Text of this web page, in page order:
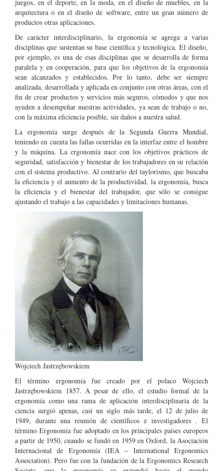
juegos, en el deporte, en la moda, en el diseño de muebles, en la
arquitectura o en el diseño de software, entre un gran número de
productos otras aplicaciones.
De carácter interdisciplinario, la ergonomía se agrega a varias
disciplinas que sustentan su base científica y tecnológica. El diseño,
por ejemplo, es una de esas disciplinas que se desarrolla de forma
paralela y en cooperación, para que los objetivos de la ergonomía
sean alcanzados y establecidos. Por lo tanto, debe ser siempre
analizada, desarrollada y aplicada en conjunto con otras áreas, con el
fin de crear productos y servicios más seguros, cómodos y que nos
ayuden a desempeñar nuestras actividades, ya sean de trabajo o no,
con la máxima eficiencia posible, sin daños a nuestra salud.
La ergonomía surge después de la Segunda Guerra Mundial,
teniendo en cuenta las fallas ocurridas en la interfaz entre el hombre
y la máquina. La ergonomía nace con los objetivos prácticos de
seguridad, satisfacción y bienestar de los trabajadores en su relación
con el sistema productivo. Al contrario del taylorismo, que buscaba
la eficiencia y el aumento de la productividad, la ergonomía, busca
la eficiencia y el bienestar del trabajador, que sólo se consigue
ajustando el trabajo a las capacidades y limitaciones humanas.
Wojciech Jastrzębowskiem
El término ergonomía fue creado por el polaco Wojciech
Jastrzębowskiem 1857. A pesar de ello, el estudio formal de la
ergonomía como una rama de aplicación interdisciplinaria de la
ciencia surgió apenas, casi un siglo más tarde, el 12 de julio de
1949, durante una reunión de científicos e investigadores . El
término Ergonomía fue adoptado en los principales países europeos
a partir de 1950, cuando se fundó en 1959 en Oxford, la Asociación
Internacional de Ergonomía (IEA – International Ergonomics
Association). Pero fue con la fundación de la Ergonomics Research